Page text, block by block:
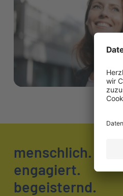
menschlich.
engagiert.
begeisternd.